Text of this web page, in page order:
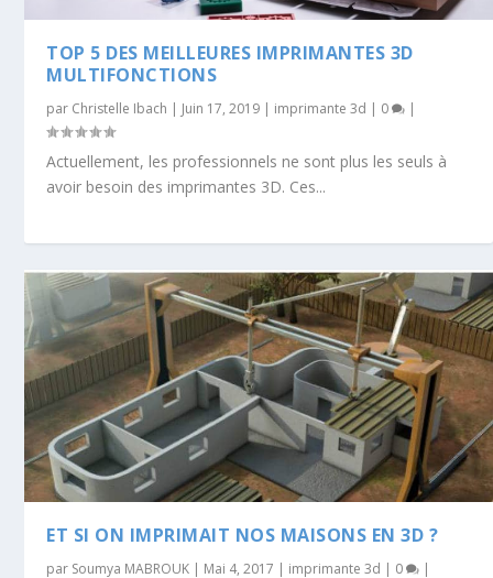
TOP 5 DES MEILLEURES IMPRIMANTES 3D
MULTIFONCTIONS
par Christelle Ibach | Juin 17, 2019 | imprimante 3d | 0 |
Actuellement, les professionnels ne sont plus les seuls à
avoir besoin des imprimantes 3D. Ces...
ET SI ON IMPRIMAIT NOS MAISONS EN 3D ?
par Soumya MABROUK | Mai 4, 2017 | imprimante 3d | 0 |